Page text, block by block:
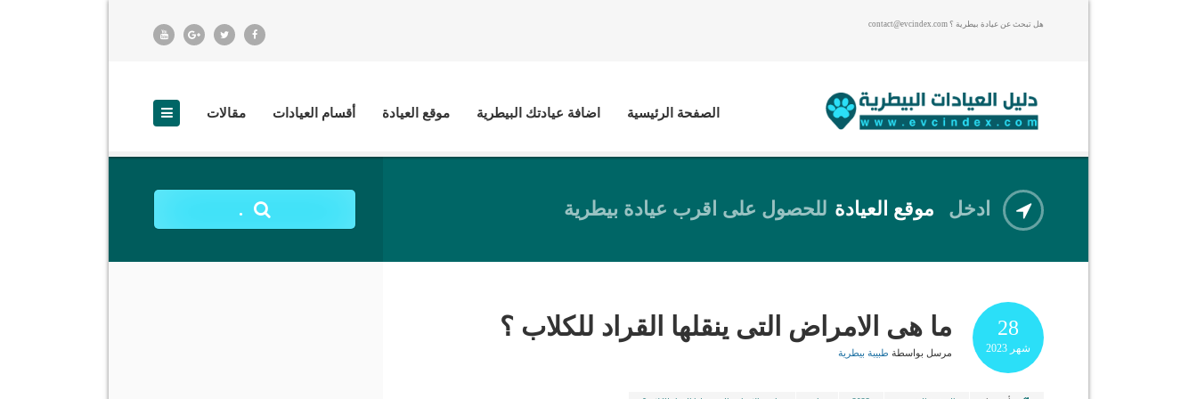
هل تبحث عن عيادة بيطرية ؟ contact@evcindex.com
الصفحة الرئيسية اضافة عيادتك البيطرية موقع العيادة أقسام العيادات مقالات
ادخل موقع العيادة للحصول على اقرب عيادة بيطرية .
28
شهر 2023
ما هى الامراض التى ينقلها القراد للكلاب ؟
مرسل بواسطة طبيبة بيطرية